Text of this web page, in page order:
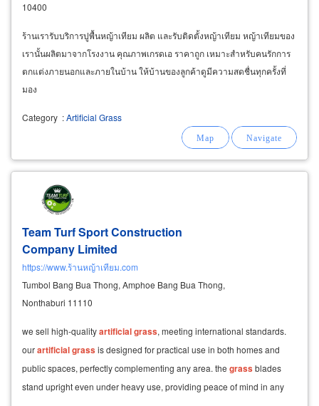
10400
ร้านเรารับบริการปูพื้นหญ้าเทียม ผลิต และรับติดตั้งหญ้าเทียม หญ้าเทียมของ
เรานั้นผลิตมาจากโรงงาน คุณภาพเกรดเอ ราคาถูก เหมาะสำหรับคนรักการ
ตกแต่งภายนอกและภายในบ้าน ให้บ้านของลูกค้าดูมีความสดชื่นทุกครั้งที่
มอง
Category :Artificial Grass
Team Turf Sport Construction
Company Limited
https://www.ร้านหญ้าเทียม.com
Tumbol Bang Bua Thong, Amphoe Bang Bua Thong,
Nonthaburi 11110
we sell high-qualityartificialgrass, meeting international standards.
ourartificialgrassis designed for practical use in both homes and
public spaces, perfectly complementing any area. the grassblades
stand upright even under heavy use, providing peace of mind in any